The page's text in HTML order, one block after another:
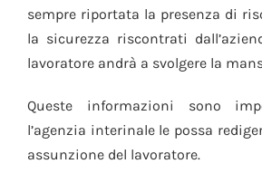
sempre riportata la presenza di
la sicurezza riscontrati
lavoratore andrà a svolgere la
Queste informazioni sono
l’agenzia interinale le possa
assunzione del lavoratore.